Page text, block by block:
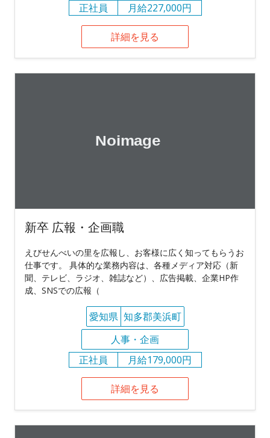
正社員
月給227,000円
詳細を見る
新卒 広報・企画職
えびせんべいの里を広報し、お客様に広く知ってもらうお
仕事です。 具体的な業務内容は、各種メディア対応（新
聞、テレビ、ラジオ、雑誌など）、広告掲載、企業HP作
成、SNSでの広報（
愛知県 知多郡美浜町
人事・企画
正社員
月給179,000円
詳細を見る